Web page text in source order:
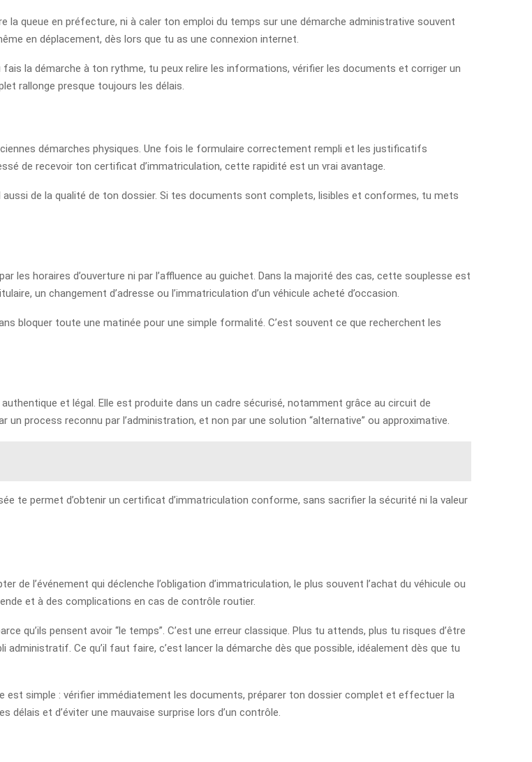
la queue en préfecture, ni à caler ton emploi du temps sur une démarche administrative souvent
en déplacement, dès lors que tu as une connexion internet.
la démarche à ton rythme, tu peux relire les informations, vérifier les documents et corriger un
rallonge presque toujours les délais.
démarches physiques. Une fois le formulaire correctement rempli et les justificatifs
de recevoir ton certificat d’immatriculation, cette rapidité est un vrai avantage.
aussi de la qualité de ton dossier. Si tes documents sont complets, lisibles et conformes, tu mets
les horaires d’ouverture ni par l’affluence au guichet. Dans la majorité des cas, cette souplesse est
un changement d’adresse ou l’immatriculation d’un véhicule acheté d’occasion.
bloquer toute une matinée pour une simple formalité. C’est souvent ce que recherchent les
et légal. Elle est produite dans un cadre sécurisé, notamment grâce au circuit de
process reconnu par l’administration, et non par une solution “alternative” ou approximative.
te permet d’obtenir un certificat d’immatriculation conforme, sans sacrifier la sécurité ni la valeur
de l’événement qui déclenche l’obligation d’immatriculation, le plus souvent l’achat du véhicule ou
et à des complications en cas de contrôle routier.
qu’ils pensent avoir “le temps”. C’est une erreur classique. Plus tu attends, plus tu risques d’être
Ce qu’il faut faire, c’est lancer la démarche dès que possible, idéalement dès que tu
est simple : vérifier immédiatement les documents, préparer ton dossier complet et effectuer la
délais et d’éviter une mauvaise surprise lors d’un contrôle.